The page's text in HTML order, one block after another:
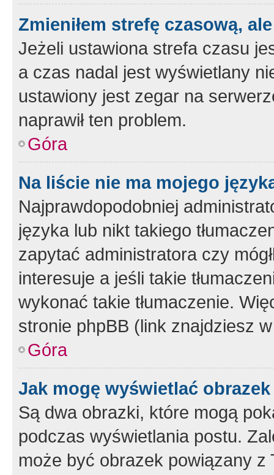
Zmieniłem strefę czasową,
Jeżeli ustawiona strefa czasu
a czas nadal jest wyświetlany
ustawiony jest zegar na
naprawił ten problem.
Góra
Na liście nie ma mojego
Najprawdopodobniej
języka lub nikt takiego
zapytać administratora czy
interesuje a jeśli takie
wykonać takie tłumaczenie.
stronie phpBB (link znajdziesz
Góra
Jak mogę wyświetlać
Są dwa obrazki, które mogą
podczas wyświetlania postu.
może być obrazek powiązany z